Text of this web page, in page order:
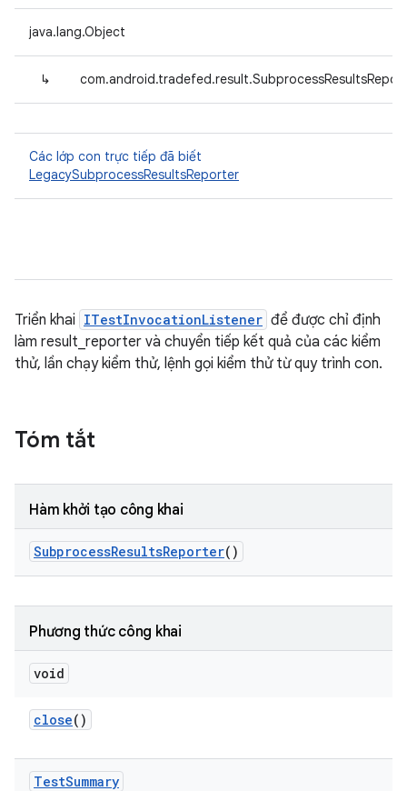
java.lang.Object
↳
Các lớp con trực tiếp đã biết
LegacySubprocessResultsReporter
Triển khai ITestInvocationListener để được chỉ định
làm result_reporter và chuyển tiếp kết quả của các kiểm
thử, lần chạy kiểm thử, lệnh gọi kiểm thử từ quy trình con.
Tóm tắt
Hàm khởi tạo công khai
SubprocessResultsReporter()
Phương thức công khai
void
close()
TestSummary